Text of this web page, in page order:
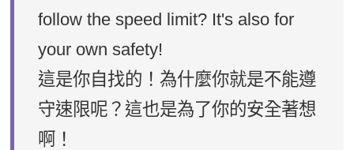
follow the speed limit? It's also for
your own safety!
這是你自找的！為什麼你就是不能遵
守速限呢？這也是為了你的安全著想
啊！